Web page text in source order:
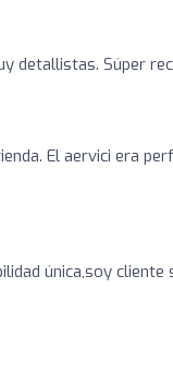
detallistas. Súper
El aervici era
única,soy cliente